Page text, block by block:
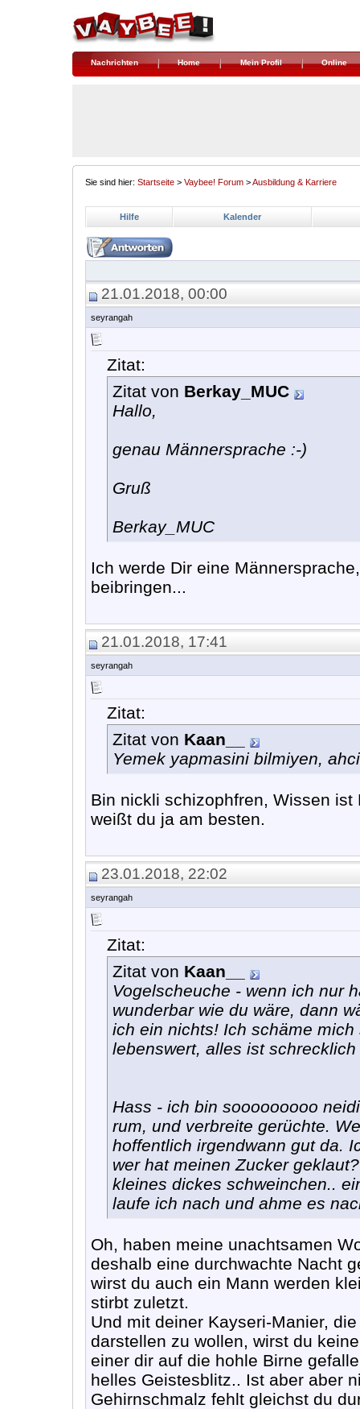
Nachrichten Home Mein Profil Online
Sie sind hier: Startseite > Vaybee! Forum >Ausbildung & Karriere
Hilfe Kalender
21.01.2018, 00:00
seyrangah
Zitat:
Zitat von Berkay_MUC
Hallo,
genau Männersprache :-)
Gruß
Berkay_MUC
Ich werde Dir eine
beibringen...
21.01.2018, 17:41
seyrangah
Zitat:
Zitat von Kaan__
Yemek yapmasini bilmiyen,
Bin nickli schizophfren, Wissen
weißt du ja am besten.
23.01.2018, 22:02
seyrangah
Zitat:
Zitat von Kaan__
Vogelscheuche - wenn ich nur
wunderbar wie du wäre, dann
ich ein nichts! Ich schäme
lebenswert, alles ist
Hass - ich bin sooooooooo
rum, und verbreite gerüchte.
hoffentlich irgendwann gut da.
wer hat meinen Zucker
kleines dickes schweinchen..
laufe ich nach und ahme es
Oh, haben meine unachtsamen
deshalb eine durchwachte Nacht
wirst du auch ein Mann werden
stirbt zuletzt.
Und mit deiner Kayseri-Manier,
darstellen zu wollen, wirst du
einer dir auf die hohle Birne
helles Geistesblitz.. Ist aber aber
Gehirnschmalz fehlt gleichst du